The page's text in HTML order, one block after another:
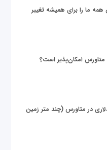
ما را برای همیشه تغییر
متاورس امکان‌پذیر است؟
میلیون دلاری در متاورس (چند متر زمین